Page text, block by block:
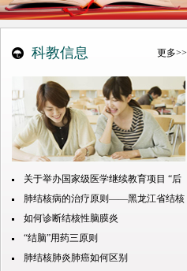
科教信息 更多>>
关于举办国家级医学继续教育项目 “后
疫情时代”呼吸系统疾病诊疗思维进展
培训班通知（第一轮）
肺结核病的治疗原则——黑龙江省结核
病防治院治疗结核病独家资料
如何诊断结核性脑膜炎
“结脑”用药三原则
肺结核肺炎肺癌如何区别